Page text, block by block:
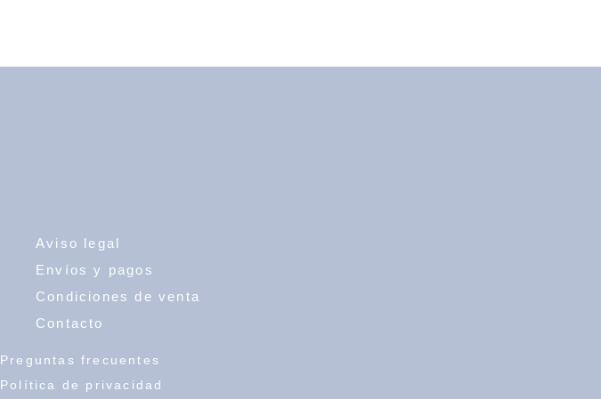
Aviso legal
Envíos y pagos
Condiciones de venta
Contacto
Preguntas frecuentes
Política de privacidad